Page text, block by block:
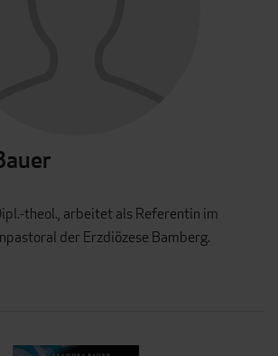
theol., arbeitet als Referentin im
der Erzdiözese Bamberg.